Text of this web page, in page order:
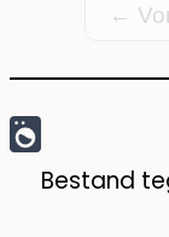
←
Bestand